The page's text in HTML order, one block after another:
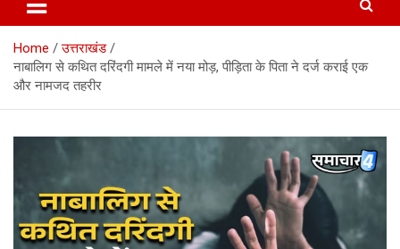
Home
उत्तराखंड
नाबालिग से कथित दरिंदगी मामले में नया मोड़, पीड़िता के पिता ने दर्ज कराई एक
और नामजद तहरीर